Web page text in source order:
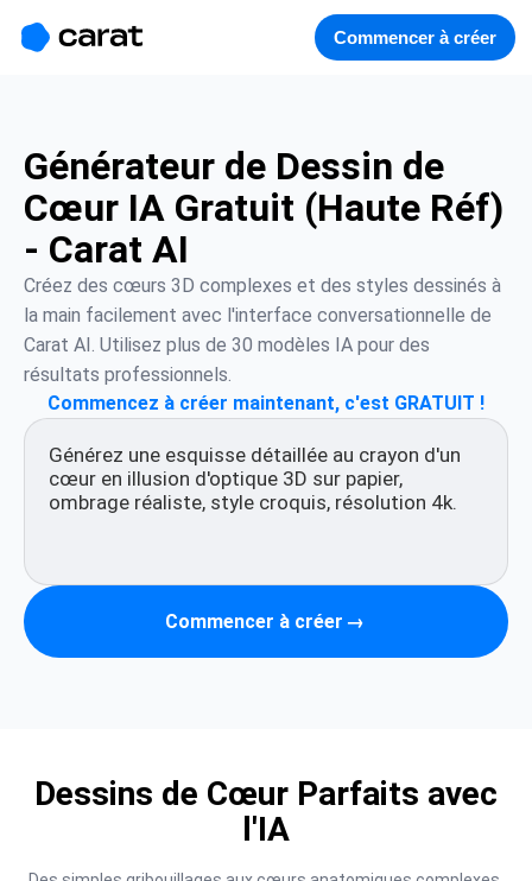
소개
Commencer à créer
Générateur de Dessin de
Cœur IA Gratuit (Haute Réf)
- Carat AI
Créez des cœurs 3D complexes et des styles dessinés à
la main facilement avec l'interface conversationnelle de
Carat AI. Utilisez plus de 30 modèles IA pour des
résultats professionnels.
Commencez à créer maintenant, c'est GRATUIT !
Commencer à créer →
Dessins de Cœur Parfaits avec
l'IA